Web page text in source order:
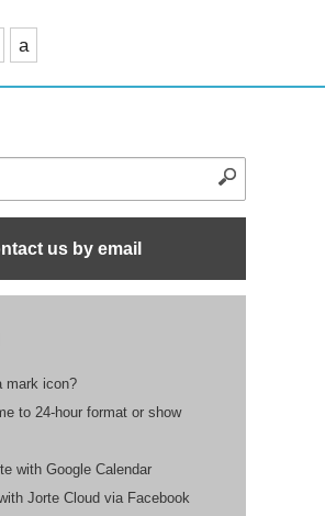
a
us by email
mark icon?
to 24-hour format or show
with Google Calendar
Jorte Cloud via Facebook